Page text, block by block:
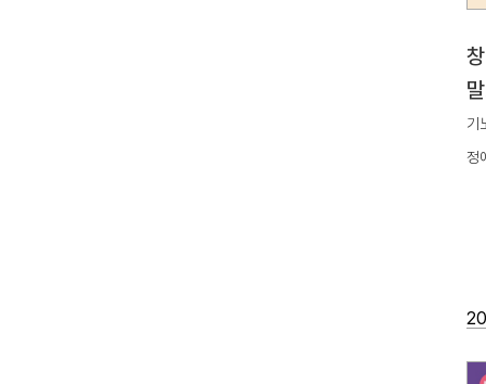
기
정